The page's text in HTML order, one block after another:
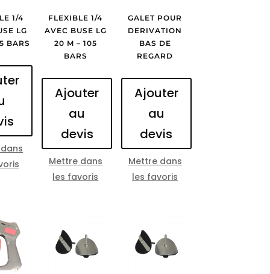
1/4
LG
BARS
FLEXIBLE 1/4
AVEC BUSE LG
20 M – 105
BARS
Ajouter
au
devis
Mettre dans
les favoris
GALET POUR
DERIVATION
BAS DE
REGARD
Ajouter
au
devis
Mettre dans
les favoris